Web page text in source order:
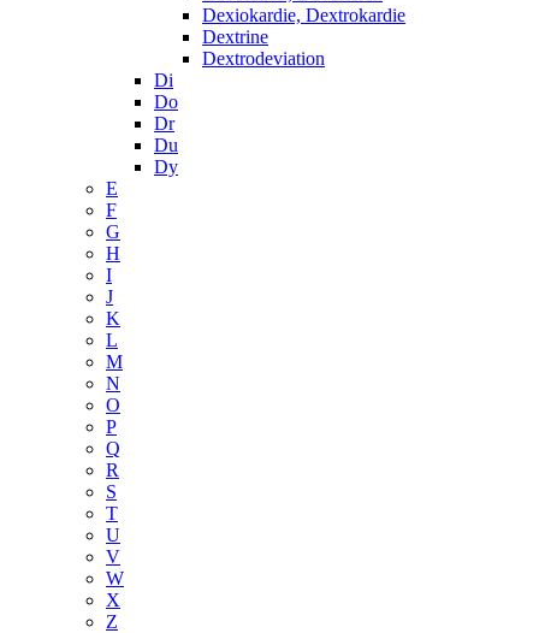
Dexiokardie, Dextrokardie
Dextrine
Dextrodeviation
Di
Do
Dr
Du
Dy
E
F
G
H
I
J
K
L
M
N
O
P
Q
R
S
T
U
V
W
X
Z